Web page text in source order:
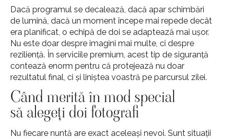
Dacă programul se decalează, dacă apar schimbări
de lumină, dacă un moment începe mai repede decât
era planificat, o echipă de doi se adaptează mai ușor.
Nu este doar despre imagini mai multe, ci despre
reziliență. În serviciile premium, acest tip de siguranță
contează enorm pentru că protejează nu doar
rezultatul final, ci și liniștea voastră pe parcursul zilei.
Când merită în mod special
să alegeți doi fotografi
Nu fiecare nuntă are exact aceleași nevoi. Sunt situații